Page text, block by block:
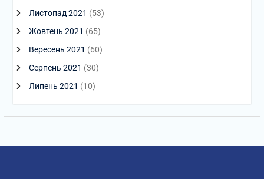
Листопад 2021 (53)
Жовтень 2021 (65)
Вересень 2021 (60)
Серпень 2021 (30)
Липень 2021 (10)